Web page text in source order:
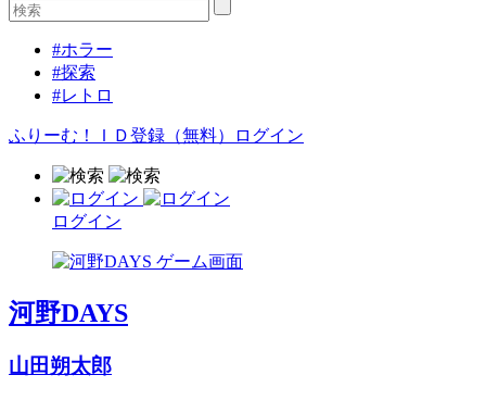
#ホラー
#探索
#レトロ
ふりーむ！ＩＤ登録（無料） ログイン
ログイン
河野DAYS
山田朔太郎